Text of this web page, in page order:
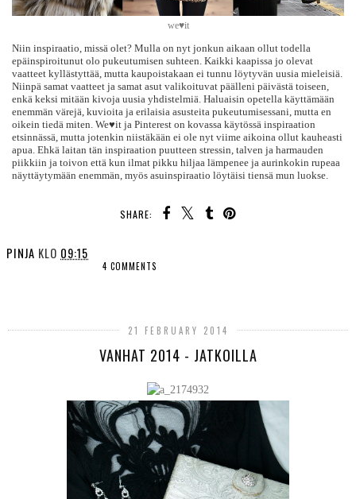
we♥it
Niin inspiraatio, missä olet? Mulla on nyt jonkun aikaan ollut todella
epäinspiroitunut olo pukeutumisen suhteen. Kaikki kaapissa jo olevat
vaatteet kyllästyttää, mutta kaupoistakaan ei tunnu löytyvän uusia mieleisiä.
Niinpä samat vaatteet ja samat asut valikoituvat päälleni päivästä toiseen,
enkä keksi mitään kivoja uusia yhdistelmiä. Haluaisin opetella käyttämään
enemmän värejä, kuvioita ja erilaisia asusteita pukeutumisessani, mutta en
oikein tiedä miten. We♥it ja Pinterest on kovassa käytössä inspiraation
etsinnässä, mutta jotenkin niistäkään ei ole nyt viime aikoina ollut kauheasti
apua. Ehkä laitan tän inspiraation puutteen stressin, talven ja harmauden
piikkiin ja toivon että kun ilmat pikku hiljaa lämpenee ja aurinkokin rupeaa
näyttäytymään enemmän, myös asuinspiraatio löytäisi tiensä mun luokse.
SHARE:
PINJA KLO 09:15
4 COMMENTS
21 FEBRUARY 2014
VANHAT 2014 - JATKOILLA